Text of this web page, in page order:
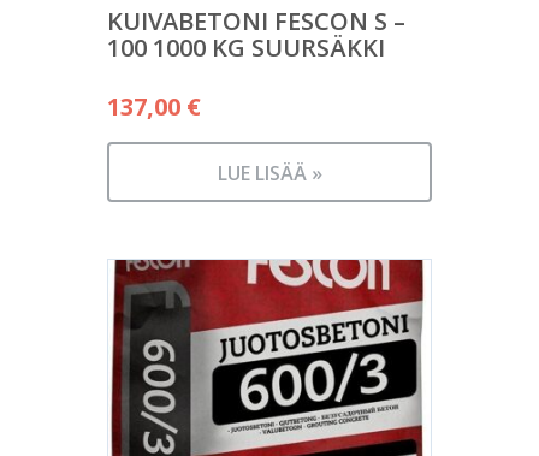
KUIVABETONI FESCON S –
100 1000 KG SUURSÄKKI
137,00 €
LUE LISÄÄ »